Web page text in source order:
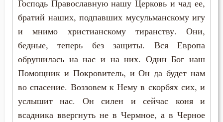
Друг
Духовная жизнь
Душа
Еда
Господь Православную нашу Церковь и чад ее,
братий наших, подпавших мусульманскому игу
и мнимо христианскому тиранству. Они,
бедные, теперь без защиты. Вся Европа
обрушилась на нас и на них. Один Бог наш
Помощник и Покровитель, и Он да будет нам
во спасение. Воззовем к Нему в скорбях сих, и
услышит нас. Он силен и сейчас коня и
всадника ввергнуть не в Чермное, а в Черное